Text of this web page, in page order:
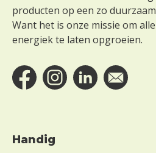
producten op een zo
Want het is onze missie om
energiek te laten opgroeien.
Handig